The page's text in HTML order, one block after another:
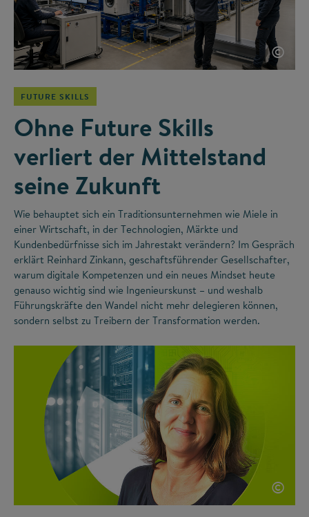
©
FUTURE SKILLS
Ohne Future Skills
verliert der Mittelstand
seine Zukunft
Wie behauptet sich ein Traditionsunternehmen wie Miele in
einer Wirtschaft, in der Technologien, Märkte und
Kundenbedürfnisse sich im Jahrestakt verändern? Im Gespräch
erklärt Reinhard Zinkann, geschaftsführender Gesellschafter,
warum digitale Kompetenzen und ein neues Mindset heute
genauso wichtig sind wie Ingenieurskunst – und weshalb
Führungskräfte den Wandel nicht mehr delegieren können,
sondern selbst zu Treibern der Transformation werden.
©